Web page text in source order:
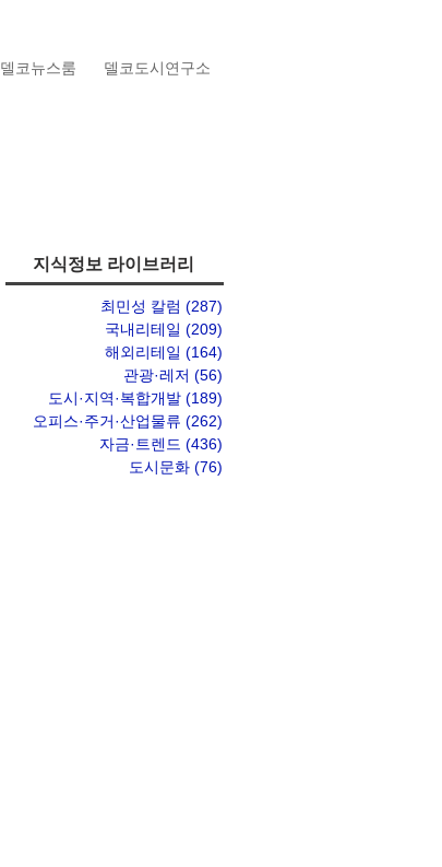
델코뉴스룸 델코도시연구소
지식정보 라이브러리
최민성 칼럼 (287)
국내리테일 (209)
해외리테일 (164)
관광·레저 (56)
도시·지역·복합개발 (189)
오피스·주거·산업물류 (262)
자금·트렌드 (436)
도시문화 (76)